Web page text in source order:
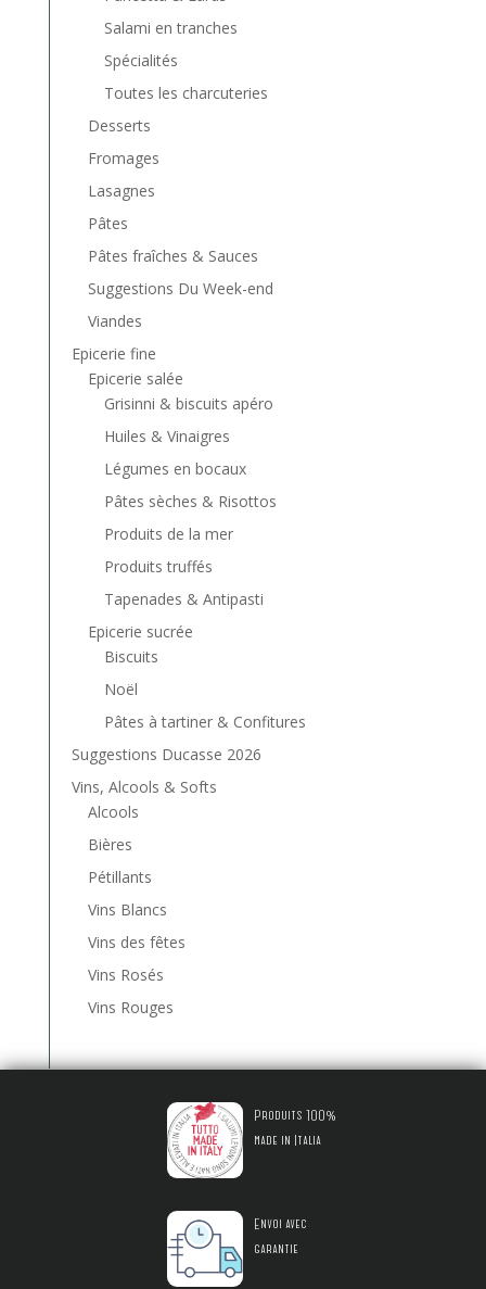
Salami en tranches
Spécialités
Toutes les charcuteries
Desserts
Fromages
Lasagnes
Pâtes
Pâtes fraîches & Sauces
Suggestions Du Week-end
Viandes
Epicerie fine
Epicerie salée
Grisinni & biscuits apéro
Huiles & Vinaigres
Légumes en bocaux
Pâtes sèches & Risottos
Produits de la mer
Produits truffés
Tapenades & Antipasti
Epicerie sucrée
Biscuits
Noël
Pâtes à tartiner & Confitures
Suggestions Ducasse 2026
Vins, Alcools & Softs
Alcools
Bières
Pétillants
Vins Blancs
Vins des fêtes
Vins Rosés
Vins Rouges
Produits 100%
made in Italia
Envoi avec
garantie